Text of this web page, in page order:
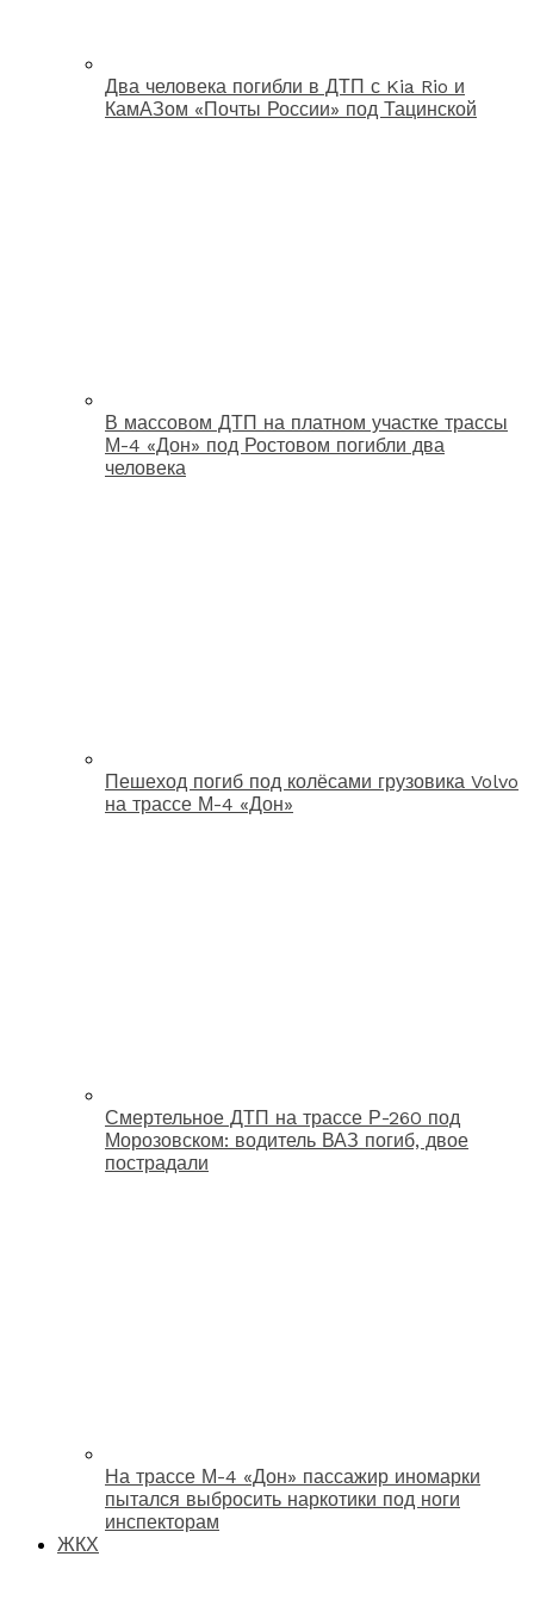
Два человека погибли в ДТП с Kia Rio и
КамАЗом «Почты России» под Тацинской
В массовом ДТП на платном участке трассы
М-4 «Дон» под Ростовом погибли два
человека
Пешеход погиб под колёсами грузовика Volvo
на трассе М-4 «Дон»
Смертельное ДТП на трассе Р-260 под
Морозовском: водитель ВАЗ погиб, двое
пострадали
На трассе М-4 «Дон» пассажир иномарки
пытался выбросить наркотики под ноги
инспекторам
ЖКХ